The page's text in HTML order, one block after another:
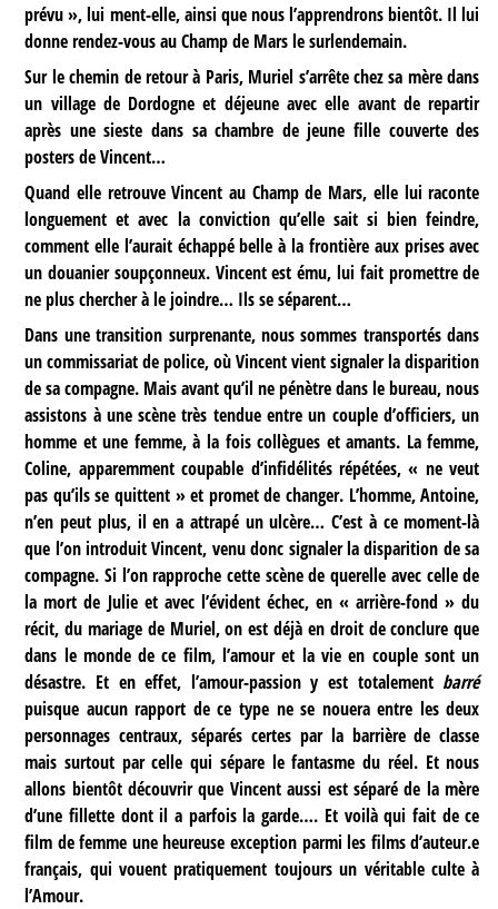
prévu », lui ment-elle, ainsi que nous l’apprendrons bientôt. Il lui
donne rendez-vous au Champ de Mars le surlendemain.
Sur le chemin de retour à Paris, Muriel s’arrête chez sa mère dans
un village de Dordogne et déjeune avec elle avant de repartir
après une sieste dans sa chambre de jeune fille couverte des
posters de Vincent…
Quand elle retrouve Vincent au Champ de Mars, elle lui raconte
longuement et avec la conviction qu’elle sait si bien feindre,
comment elle l’aurait échappé belle à la frontière aux prises avec
un douanier soupçonneux. Vincent est ému, lui fait promettre de
ne plus chercher à le joindre… Ils se séparent…
Dans une transition surprenante, nous sommes transportés dans
un commissariat de police, où Vincent vient signaler la disparition
de sa compagne. Mais avant qu’il ne pénètre dans le bureau, nous
assistons à une scène très tendue entre un couple d’officiers, un
homme et une femme, à la fois collègues et amants. La femme,
Coline, apparemment coupable d’infidélités répétées, « ne veut
pas qu’ils se quittent » et promet de changer. L’homme, Antoine,
n’en peut plus, il en a attrapé un ulcère… C’est à ce moment-là
que l’on introduit Vincent, venu donc signaler la disparition de sa
compagne. Si l’on rapproche cette scène de querelle avec celle de
la mort de Julie et avec l’évident échec, en « arrière-fond » du
récit, du mariage de Muriel, on est déjà en droit de conclure que
dans le monde de ce film, l’amour et la vie en couple sont un
désastre. Et en effet, l’amour-passion y est totalement barré
puisque aucun rapport de ce type ne se nouera entre les deux
personnages centraux, séparés certes par la barrière de classe
mais surtout par celle qui sépare le fantasme du réel. Et nous
allons bientôt découvrir que Vincent aussi est séparé de la mère
d’une fillette dont il a parfois la garde…. Et voilà qui fait de ce
film de femme une heureuse exception parmi les films d’auteur.e
français, qui vouent pratiquement toujours un véritable culte à
l’Amour.